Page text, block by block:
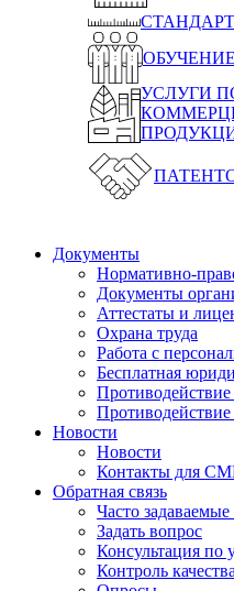
УСЛУГИ
Документы
Нормативно-
Документы
Аттестаты и
Охрана труда
Работа с
Бесплатная
Новости
Новости
Контакты для
Обратная связь
Часто
Задать вопрос
Консультация по
Контроль качества